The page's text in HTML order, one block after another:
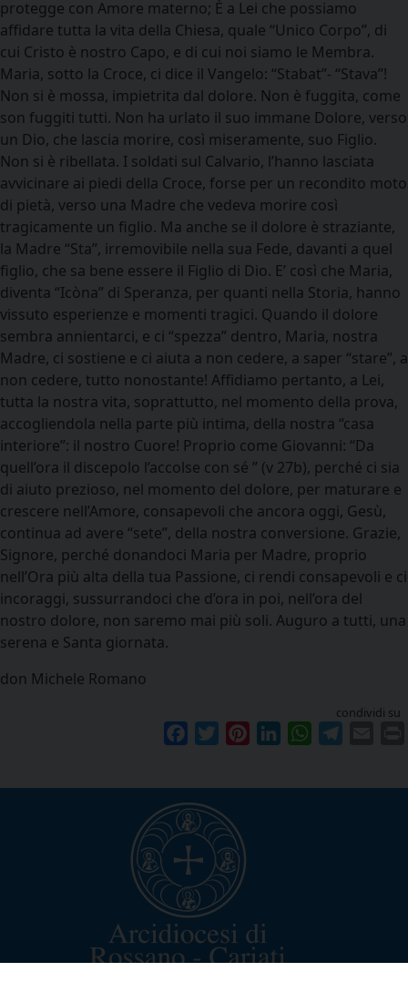
protegge con Amore materno; È a Lei che possiamo
affidare tutta la vita della Chiesa, quale “Unico Corpo”, di
cui Cristo è nostro Capo, e di cui noi siamo le Membra.
Maria, sotto la Croce, ci dice il Vangelo: “Stabat”- “Stava”!
Non si è mossa, impietrita dal dolore. Non è fuggita, come
son fuggiti tutti. Non ha urlato il suo immane Dolore, verso
un Dio, che lascia morire, così miseramente, suo Figlio.
Non si è ribellata. I soldati sul Calvario, l’hanno lasciata
avvicinare ai piedi della Croce, forse per un recondito moto
di pietà, verso una Madre che vedeva morire così
tragicamente un figlio. Ma anche se il dolore è straziante,
la Madre “Sta”, irremovibile nella sua Fede, davanti a quel
figlio, che sa bene essere il Figlio di Dio. E’ così che Maria,
diventa “Icòna” di Speranza, per quanti nella Storia, hanno
vissuto esperienze e momenti tragici. Quando il dolore
sembra annientarci, e ci “spezza” dentro, Maria, nostra
Madre, ci sostiene e ci aiuta a non cedere, a saper “stare”, a
non cedere, tutto nonostante! Affidiamo pertanto, a Lei,
tutta la nostra vita, soprattutto, nel momento della prova,
accogliendola nella parte più intima, della nostra “casa
interiore”: il nostro Cuore! Proprio come Giovanni: “Da
quell’ora il discepolo l’accolse con sé ” (v 27b), perché ci sia
di aiuto prezioso, nel momento del dolore, per maturare e
crescere nell’Amore, consapevoli che ancora oggi, Gesù,
continua ad avere “sete”, della nostra conversione. Grazie,
Signore, perché donandoci Maria per Madre, proprio
nell’Ora più alta della tua Passione, ci rendi consapevoli e ci
incoraggi, sussurrandoci che d’ora in poi, nell’ora del
nostro dolore, non saremo mai più soli. Auguro a tutti, una
serena e Santa giornata.
don Michele Romano
condividi su
FacebookTwitterPinterestLinkedInWhatsApp